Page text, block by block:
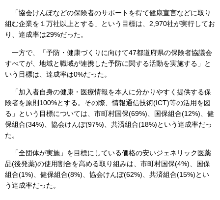
「協会けんぽなどの保険者のサポートを得て健康宣言などに取り
組む企業を１万社以上とする」という目標は、2,970社が実行してお
り、達成率は29%だった。
一方で、「予防・健康づくりに向けて47都道府県の保険者協議会
すべてが、地域と職域が連携した予防に関する活動を実施する」と
いう目標は、達成率は0%だった。
「加入者自身の健康・医療情報を本人に分かりやすく提供する保
険者を原則100%とする。その際、情報通信技術(ICT)等の活用を図
る」という目標については、市町村国保(69%)、国保組合(12%)、健
保組合(34%)、協会けんぽ(97%)、共済組合(18%)という達成率だっ
た。
「全団体が実施」を目標にしている価格の安いジェネリック医薬
品(後発薬)の使用割合を高める取り組みは、市町村国保(4%)、国保
組合(1%)、健保組合(8%)、協会けんぽ(62%)、共済組合(15%)とい
う達成率だった。